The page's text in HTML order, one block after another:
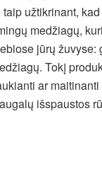
užtikrinant,
medžiagų,
jūrų žuvyse:
Tokį
ar
išspaustos